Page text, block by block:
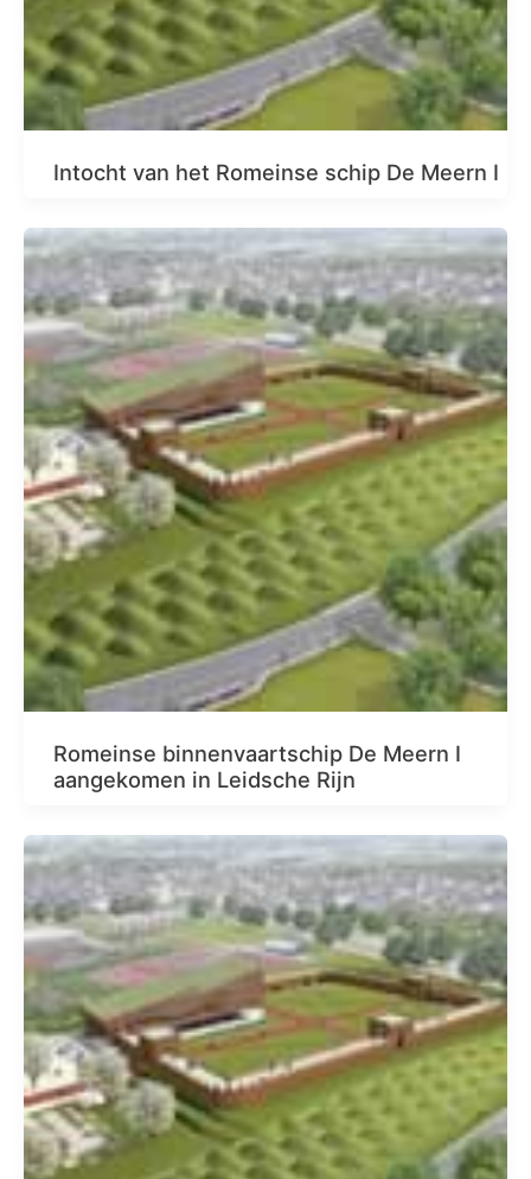
Intocht van het Romeinse schip De Meern I
Romeinse binnenvaartschip De Meern I
aangekomen in Leidsche Rijn